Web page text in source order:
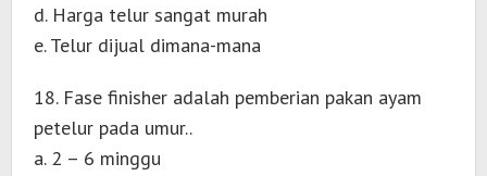
d. Harga telur sangat murah
e. Telur dijual dimana-mana
18. Fase finisher adalah pemberian pakan ayam
petelur pada umur..
a. 2 – 6 minggu